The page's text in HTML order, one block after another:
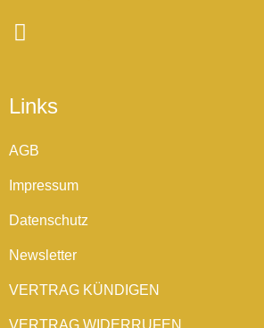
Links
AGB
Impressum
Datenschutz
Newsletter
VERTRAG KÜNDIGEN
VERTRAG WIDERRUFEN